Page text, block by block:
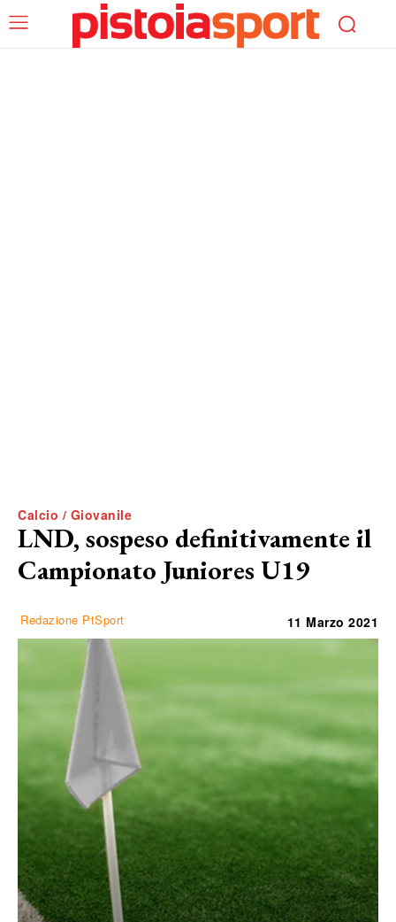
Calcio / Giovanile
LND, sospeso definitivamente il
Campionato Juniores U19
Redazione PtSport 11 Marzo 2021